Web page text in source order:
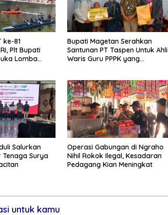
ke-81
Plt Bupati
Lomba
Bupati Magetan Serahkan
Santunan PT Taspen Untuk Ahli
Waris Guru PPPK yang
Salurkan
Tenaga Surya
Operasi Gabungan di Ngraho
Nihil Rokok Ilegal, Kesadaran
Pedagang Kian Meningkat
untuk kamu